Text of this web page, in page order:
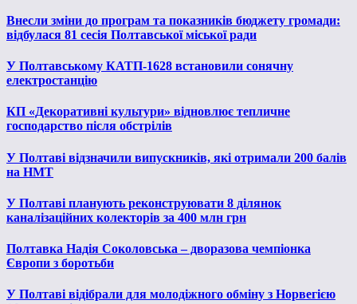
Внесли зміни до програм та показників бюджету громади:
відбулася 81 сесія Полтавської міської ради
У Полтавському КАТП-1628 встановили сонячну
електростанцію
КП «Декоративні культури» відновлює тепличне
господарство після обстрілів
У Полтаві відзначили випускників, які отримали 200 балів
на НМТ
У Полтаві планують реконструювати 8 ділянок
каналізаційних колекторів за 400 млн грн
Полтавка Надія Соколовська – дворазова чемпіонка
Європи з боротьби
У Полтаві відібрали для молодіжного обміну з Норвегією